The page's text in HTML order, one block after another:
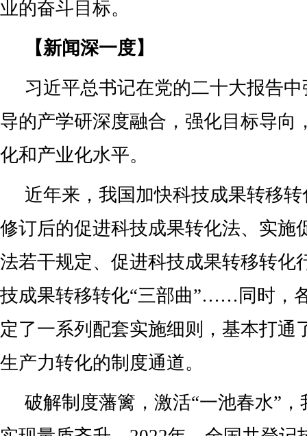
业的奋斗目标。
【新闻深一度】
习近平总书记在党的二十大报告
导的产学研深度融合，强化目标导向
化和产业化水平。
近年来，我国加快科技成果转移
修订后的促进科技成果转化法、实施
法若干规定、促进科技成果转移转化
技成果转移转化“三部曲”……同时，
定了一系列配套实施细则，基本打通
生产力转化的制度通道。
破解制度藩篱，激活“一池春水”